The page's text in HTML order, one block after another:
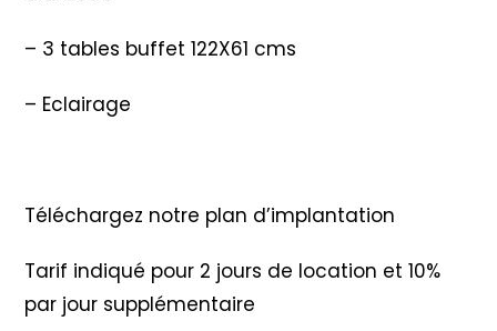
– 3 tables buffet 122X61 cms
– Eclairage
Téléchargez notre plan d’implantation
Tarif indiqué pour 2 jours de location et 10%
par jour supplémentaire